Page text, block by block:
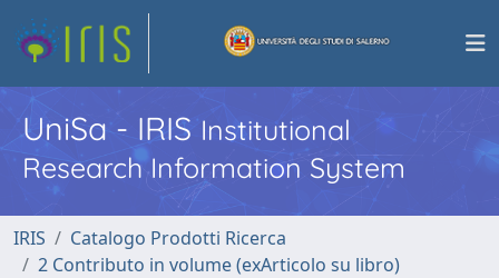
UniSa - IRISInstitutional
Research Information System
IRIS
Catalogo Prodotti Ricerca
2 Contributo in volume (exArticolo su libro)